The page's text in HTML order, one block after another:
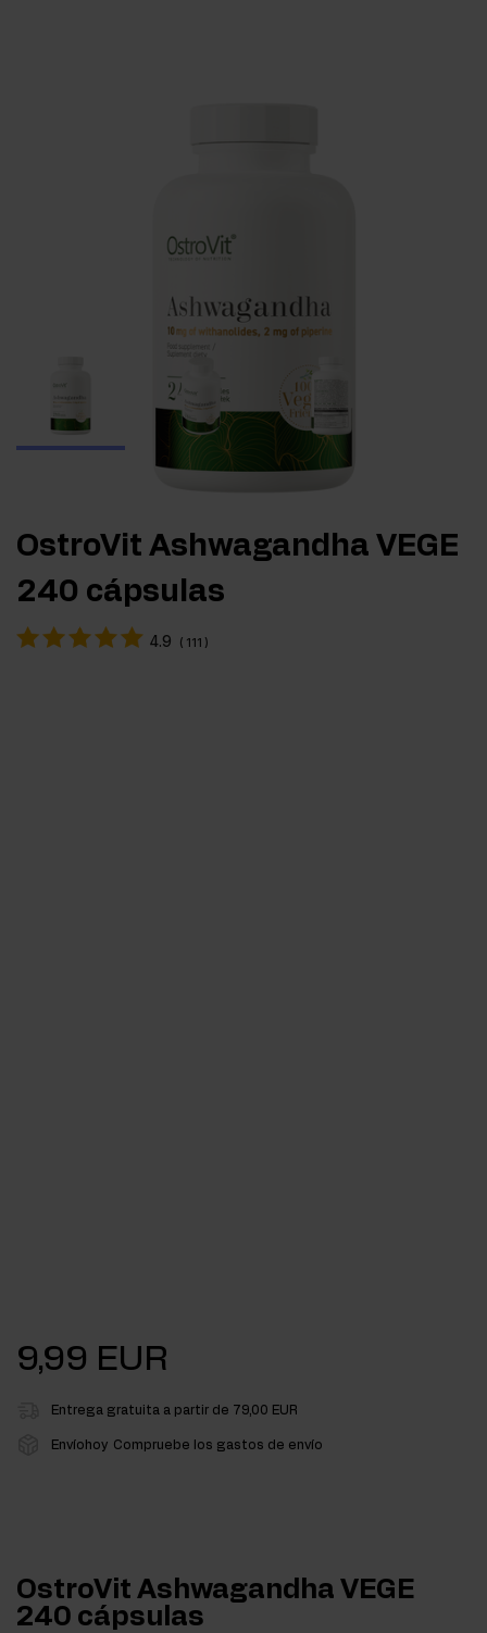
OstroVit Ashwagandha VEGE
240 cápsulas
4.9 ( 111 )
9,99 EUR
Entrega gratuita a partir de 79,00 EUR
Envíohoy Compruebe los gastos de envío
OstroVit Ashwagandha VEGE
240 cápsulas